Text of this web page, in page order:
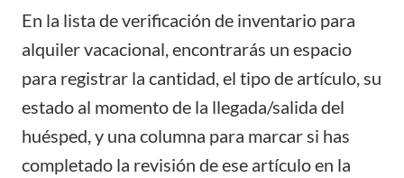
En la lista de verificación de inventario para
alquiler vacacional, encontrarás un espacio
para registrar la cantidad, el tipo de artículo, su
estado al momento de la llegada/salida del
huésped, y una columna para marcar si has
completado la revisión de ese artículo en la